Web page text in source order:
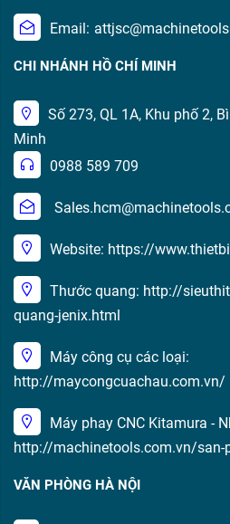
Email:
CHI NHÁNH HỒ CHÍ MINH
Số 273, QL 1A, Khu phố 2,
Minh
0988 589 709
Website: https://
Thước quang: http://
quang-jenix.html
Máy công cụ các loại:
http://maycongcuachau.com.vn/
Máy phay CNC Kitamura -
http://machinetools.com.vn/san-
VĂN PHÒNG HÀ NỘI